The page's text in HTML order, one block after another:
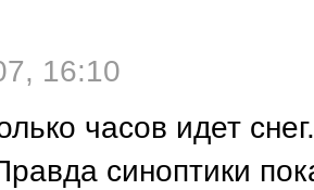
16:10
часов идет
синоптики